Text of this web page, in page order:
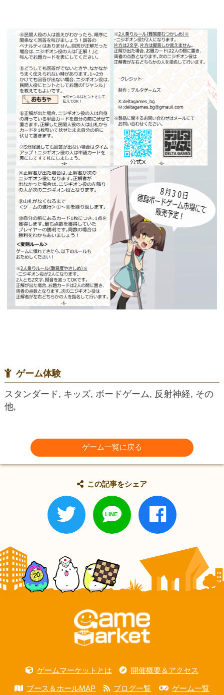
ゲーム体験
スタンダード, キッズ, ボードゲーム, 反射神経, その
他,
ゲーム一覧に戻る
この記事をシェア
ゲームマーケットとは 開催概要＆アクセス
ブース＆ホールMAP ブログ一覧 ゲーム一覧